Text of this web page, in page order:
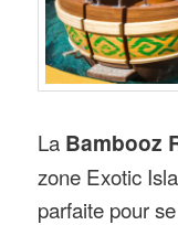
La Bambooz
zone Exotic
parfaite pour